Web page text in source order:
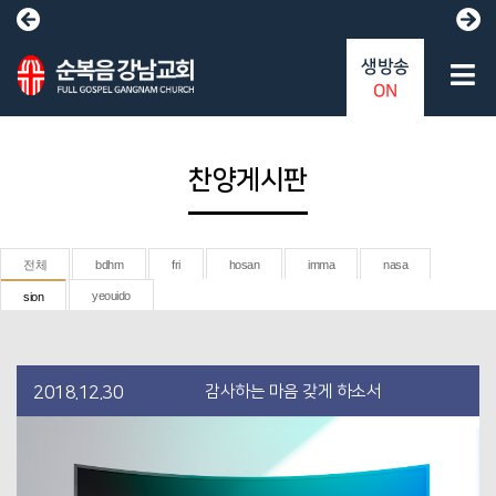
찬양게시판
전체 bdhm fri hosan imma nasa
sion yeouido
2018.12.30 감사하는 마음 갖게 하소서
생방송
ON